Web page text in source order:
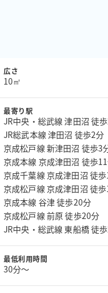
広さ
10㎡
最寄り駅
JR中央・総武線 津田沼 徒
JR総武本線 津田沼 徒歩2分
京成松戸線 新津田沼 徒歩3
京成本線 京成津田沼 徒歩
京成千葉線 京成津田沼 徒
京成松戸線 京成津田沼 徒
京成本線 谷津 徒歩20分
京成松戸線 前原 徒歩20分
JR中央・総武線 東船橋 徒
最低利用時間
30分〜